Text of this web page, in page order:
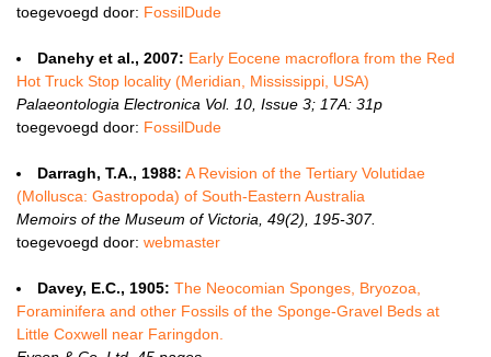
toegevoegd door: FossilDude
Danehy et al., 2007: Early Eocene macroflora from the Red
Hot Truck Stop locality (Meridian, Mississippi, USA)
Palaeontologia Electronica Vol. 10, Issue 3; 17A: 31p
toegevoegd door: FossilDude
Darragh, T.A., 1988: A Revision of the Tertiary Volutidae
(Mollusca: Gastropoda) of South-Eastern Australia
Memoirs of the Museum of Victoria, 49(2), 195-307.
toegevoegd door: webmaster
Davey, E.C., 1905: The Neocomian Sponges, Bryozoa,
Foraminifera and other Fossils of the Sponge-Gravel Beds at
Little Coxwell near Faringdon.